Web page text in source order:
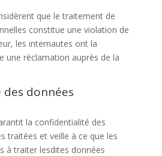
que le traitement de
constitue une violation de
les internautes ont la
une réclamation auprès de la
données
la confidentialité des
traitées et veille à ce que les
à traiter lesdites données